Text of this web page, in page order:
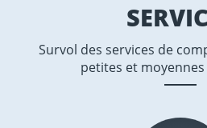
Survol des services de
petites et